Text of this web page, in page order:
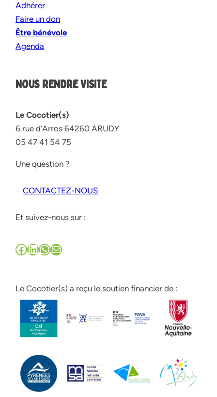
Adhérer
Faire un don
Être bénévole
Agenda
NOUS RENDRE VISITE
Le Cocotier(s)
6 rue d’Arros 64260 ARUDY
05 47 41 54 75
Une question ?
CONTACTEZ-NOUS
Et suivez-nous sur :
Facebook LinkedIn WhatsApp E-mail
Le Cocotier(s) a reçu le soutien financier de :